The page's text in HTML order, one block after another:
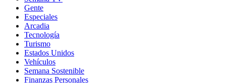
Gente
Especiales
Arcadia
Tecnología
Turismo
Estados Unidos
Vehículos
Semana Sostenible
Finanzas Personales